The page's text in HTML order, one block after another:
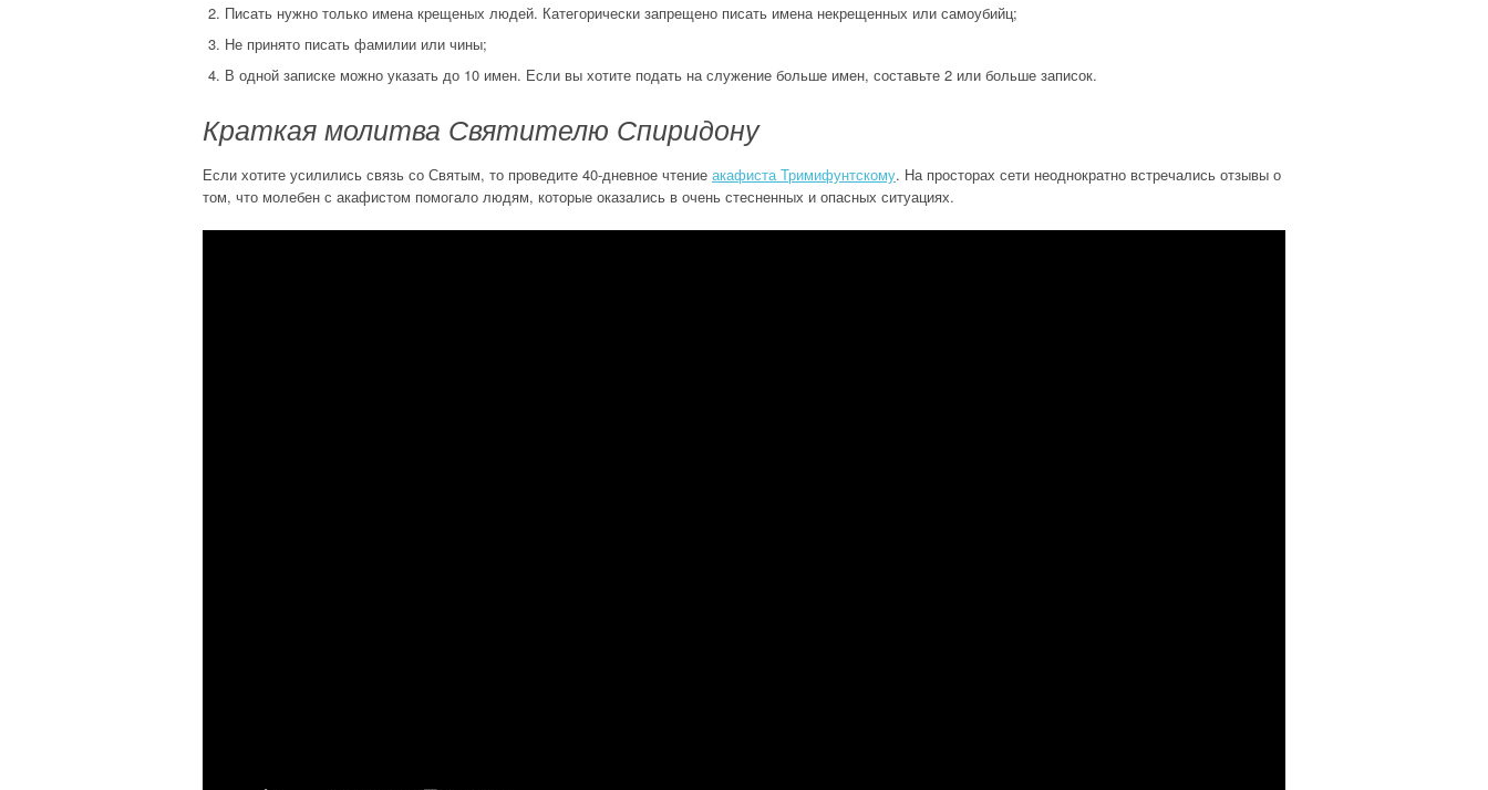
Писать нужно только имена крещеных людей. Категорически запрещено писать имена некрещенных или самоубийц;
Не принято писать фамилии или чины;
В одной записке можно указать до 10 имен. Если вы хотите подать на служение больше имен, составьте 2 или больше записок.
Краткая молитва Святителю Спиридону
Если хотите усилились связь со Святым, то проведите 40-дневное чтение акафиста Тримифунтскому. На просторах сети неоднократно встречались отзывы о
том, что молебен с акафистом помогало людям, которые оказались в очень стесненных и опасных ситуациях.